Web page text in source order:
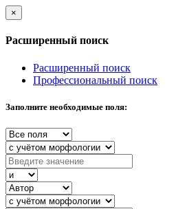
×
Расширенный поиск
Расширенный поиск
Профессиональный поиск
Заполните необходимые поля: